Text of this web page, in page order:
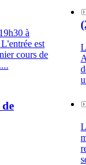
à
est
cours de